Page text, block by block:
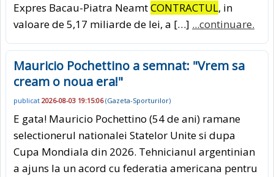
Expres Bacau-Piatra NeamtCONTRACTUL, in
valoare de 5,17 miliarde de lei, a […] ...continuare.
Mauricio Pochettino a semnat: "Vrem sa
cream o noua era!"
publicat 2026-08-03 19:15:06(Gazeta-Sporturilor)
E gata! Mauricio Pochettino (54 de ani) ramane
selectionerul nationalei Statelor Unite si dupa
Cupa Mondiala din 2026. Tehnicianul argentinian
a ajuns la un acord cu federatia americana pentru